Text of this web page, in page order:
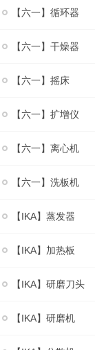
【六一】循环器
【六一】干燥器
【六一】摇床
【六一】扩增仪
【六一】离心机
【六一】洗板机
【IKA】蒸发器
【IKA】加热板
【IKA】研磨刀头
【IKA】研磨机